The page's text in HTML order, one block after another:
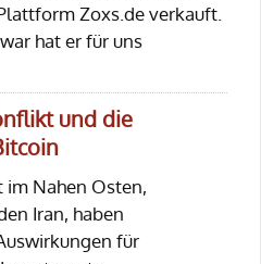
Zoxs.de verkauft.
hat er für uns
und die
Nahen Osten,
Iran, haben
für